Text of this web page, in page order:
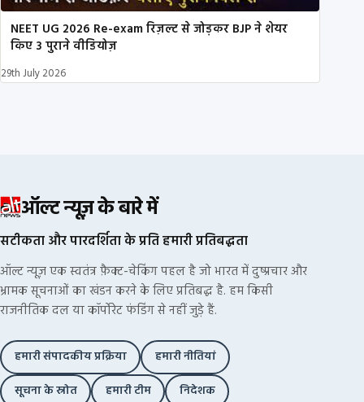
NEET UG 2026 Re-exam रिज़ल्ट से जोड़कर BJP ने शेयर
किए 3 पुराने वीडियोज़
29th July 2026
ऑल्ट न्यूज़ के बारे में
सटीकता और पारदर्शिता के प्रति हमारी प्रतिबद्धता
ऑल्ट न्यूज़ एक स्वतंत्र फ़ैक्ट-चेकिंग पहल है जो भारत में दुष्प्रचार और
भ्रामक सूचनाओं का खंडन करने के लिए प्रतिबद्ध है. हम किसी
राजनीतिक दल या कॉर्पोरेट फंडिंग से नहीं जुड़े हैं.
हमारी संपादकीय प्रक्रिया
हमारी नीतियां
सूचना के स्रोत
हमारी टीम निदेशक